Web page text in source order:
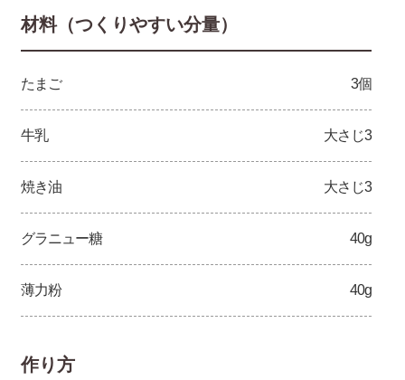
材料（つくりやすい分量）
たまご 3個
牛乳 大さじ3
焼き油 大さじ3
グラニュー糖 40g
薄力粉 40g
作り方